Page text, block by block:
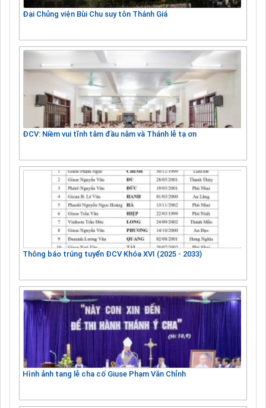
Đại Chủng viện Bùi Chu suy tôn Thánh Giá
ĐCV: Niềm vui tĩnh tâm đầu năm và Thánh lễ tạ ơn
Thông báo trúng tuyển ĐCV Khóa XVI (2025 - 2033)
Hình ảnh tang lễ cha cố Giuse Phạm Văn Chỉnh